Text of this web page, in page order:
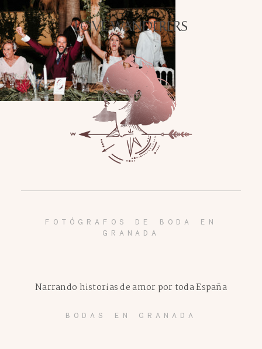
LOVE WANDERERS
FOTÓGRAFOS DE BODA EN
GRANADA
BODAS EN GRANADA
Narrando historias de amor por toda España